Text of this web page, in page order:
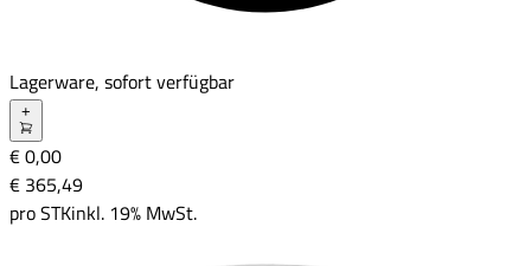
Lagerware, sofort verfügbar
€ 0,00
€ 365,49
proSTKinkl. 19% MwSt.